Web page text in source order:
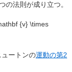
の法則が成り立つ。
ュートンの運動の第2